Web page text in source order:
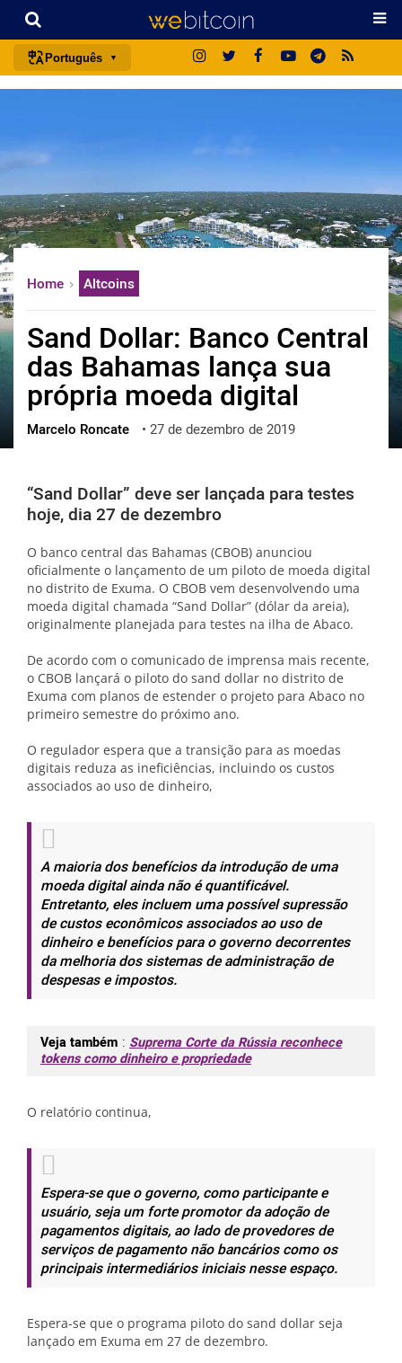
Português
italiano
deutsch
中文
한국어
العربية
ไทย
ქართული
vietnamese
Home Altcoins
Sand Dollar: Banco Central
das Bahamas lança sua
própria moeda digital
Marcelo Roncate • 27 de dezembro de 2019
“Sand Dollar” deve ser lançada para testes
hoje, dia 27 de dezembro
O banco central das Bahamas (CBOB) anunciou
oficialmente o lançamento de um piloto de moeda digital
no distrito de Exuma. O CBOB vem desenvolvendo uma
moeda digital chamada “Sand Dollar” (dólar da areia),
originalmente planejada para testes na ilha de Abaco.
De acordo com o comunicado de imprensa mais recente,
o CBOB lançará o piloto do sand dollar no distrito de
Exuma com planos de estender o projeto para Abaco no
primeiro semestre do próximo ano.
O regulador espera que a transição para as moedas
digitais reduza as ineficiências, incluindo os custos
associados ao uso de dinheiro,
A maioria dos benefícios da introdução de uma
moeda digital ainda não é quantificável.
Entretanto, eles incluem uma possível supressão
de custos econômicos associados ao uso de
dinheiro e benefícios para o governo decorrentes
da melhoria dos sistemas de administração de
despesas e impostos.
Veja também : Suprema Corte da Rússia reconhece
tokens como dinheiro e propriedade
O relatório continua,
Espera-se que o governo, como participante e
usuário, seja um forte promotor da adoção de
pagamentos digitais, ao lado de provedores de
serviços de pagamento não bancários como os
principais intermediários iniciais nesse espaço.
Espera-se que o programa piloto do sand dollar seja
lançado em Exuma em 27 de dezembro.